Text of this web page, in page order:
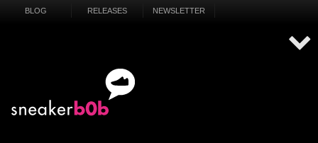
BLOG RELEASES NEWSLETTER